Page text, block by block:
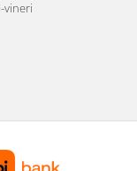
vineri